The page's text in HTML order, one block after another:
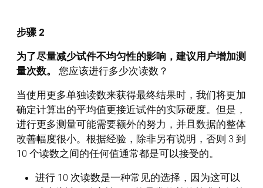
步骤 2
为了尽量减少试件不均匀性的影响，建议用户增加测
量次数。 您应该进行多少次读数？
当使用更多单独读数来获得最终结果时，我们将更加
确定计算出的平均值更接近试件的实际硬度。但是，
进行更多测量可能需要额外的努力，并且数据的整体
改善幅度很小。根据经验，除非另有说明，否则 3 到
10 个读数之间的任何值通常都是可以接受的。
进行 10 次读数是一种常见的选择，因为这可以